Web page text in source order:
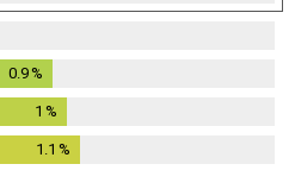
0.9 %
1 %
1.1 %